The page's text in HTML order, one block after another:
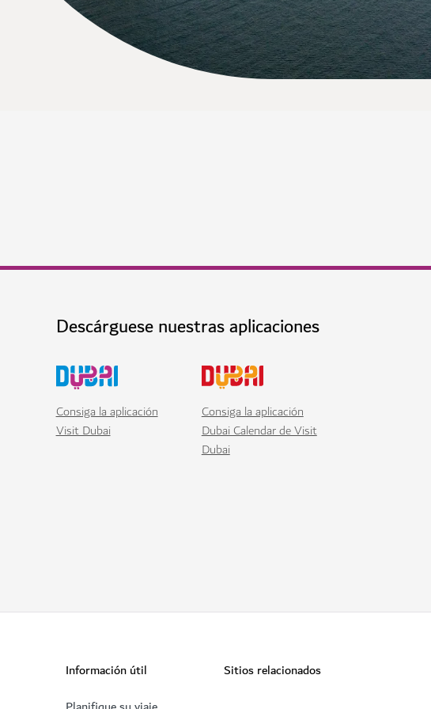
Descárguese nuestras aplicaciones
Consiga la aplicación
Visit Dubai
Consiga la aplicación
Dubai Calendar de Visit
Dubai
Información útil
Sitios relacionados